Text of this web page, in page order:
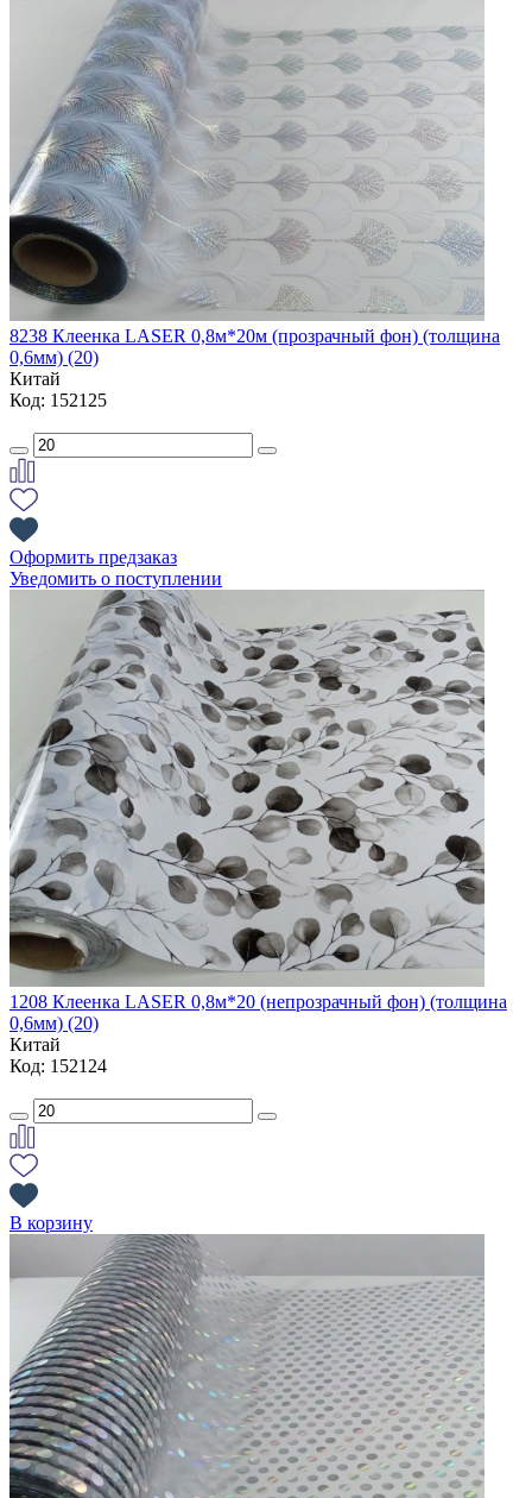
8238 Клеенка LASER 0,8м*20м (прозрачный фон) (толщина
0,6мм) (20)
Китай
Код: 152125
Оформить предзаказ
Уведомить о поступлении
1208 Клеенка LASER 0,8м*20 (непрозрачный фон) (толщина
0,6мм) (20)
Китай
Код: 152124
В корзину